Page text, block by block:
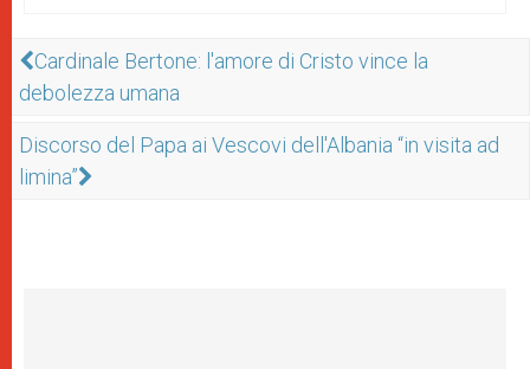
Cardinale Bertone: l'amore di Cristo vince la
debolezza umana
Discorso del Papa ai Vescovi dell'Albania “in visita ad
limina”